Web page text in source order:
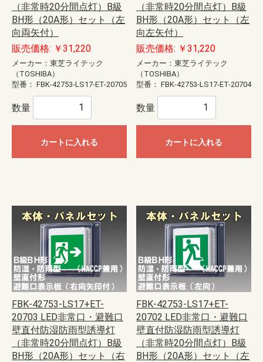
（非常時20分間点灯）B級
BH形（20A形）セット（左
向両矢付）
販売価格: ￥31,220
メーカー：東芝ライテック
（TOSHIBA）
型番： FBK-42753-LS17-ET-20705
数量
カートに入れる
（非常時20分間点灯）B級
BH形（20A形）セット（左
向左矢付）
販売価格: ￥31,220
メーカー：東芝ライテック
（TOSHIBA）
型番： FBK-42753-LS17-ET-20704
数量
カートに入れる
FBK-42753-LS17+ET-
20703 LED非常口・避難口
壁直付防湿防雨型誘導灯
（非常時20分間点灯）B級
BH形（20A形）セット（右
FBK-42753-LS17+ET-
20702 LED非常口・避難口
壁直付防湿防雨型誘導灯
（非常時20分間点灯）B級
BH形（20A形）セット（左